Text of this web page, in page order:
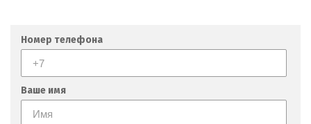
Номер телефона
Ваше имя